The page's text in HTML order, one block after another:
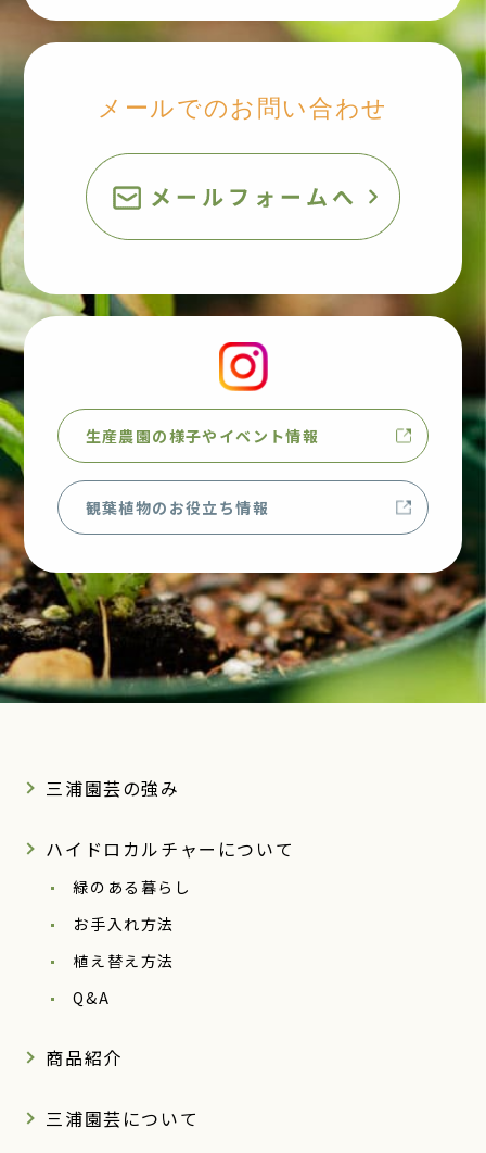
メールでのお問い合わせ
生産農園の様子やイベント情報
観葉植物のお役立ち情報
三浦園芸の強み
ハイドロカルチャーについて
緑のある暮らし
お手入れ方法
植え替え方法
Q&A
商品紹介
三浦園芸について